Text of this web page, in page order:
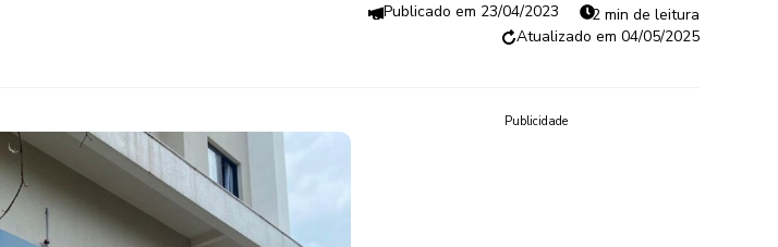
23/04/2023
2 min de leitura
04/05/2025
Publicidade